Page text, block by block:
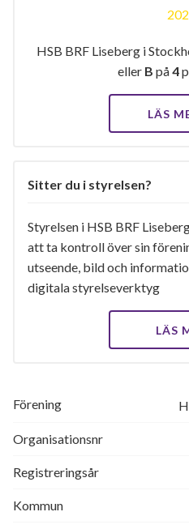
HSB BRF Liseberg i
eller B på4
LÄS
Sitter du i styrelsen?
Styrelsen i HSB BRF
att ta kontroll över sin
utseende, bild och
digitala styrelseverktyg
LÄS
Förening
Organisationsnr
Registreringsår
Kommun